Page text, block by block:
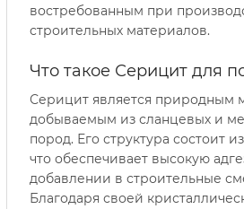
востребованным при
строительных материалов.
Что такое Серицит для
Серицит является природным
добываемым из сланцевых и
пород. Его структура состоит
что обеспечивает высокую
добавлении в строительные
Благодаря своей